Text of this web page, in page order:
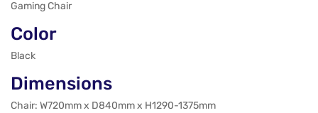
Gaming Chair
Color
Black
Dimensions
Chair: W720mm x D840mm x H1290-1375mm